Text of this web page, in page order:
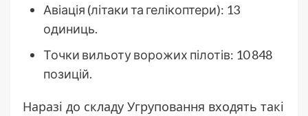
Авіація (літаки та гелікоптери): 13
одиниць.
Точки вильоту ворожих пілотів: 10 848
позицій.
Наразі до складу Угруповання входять такі